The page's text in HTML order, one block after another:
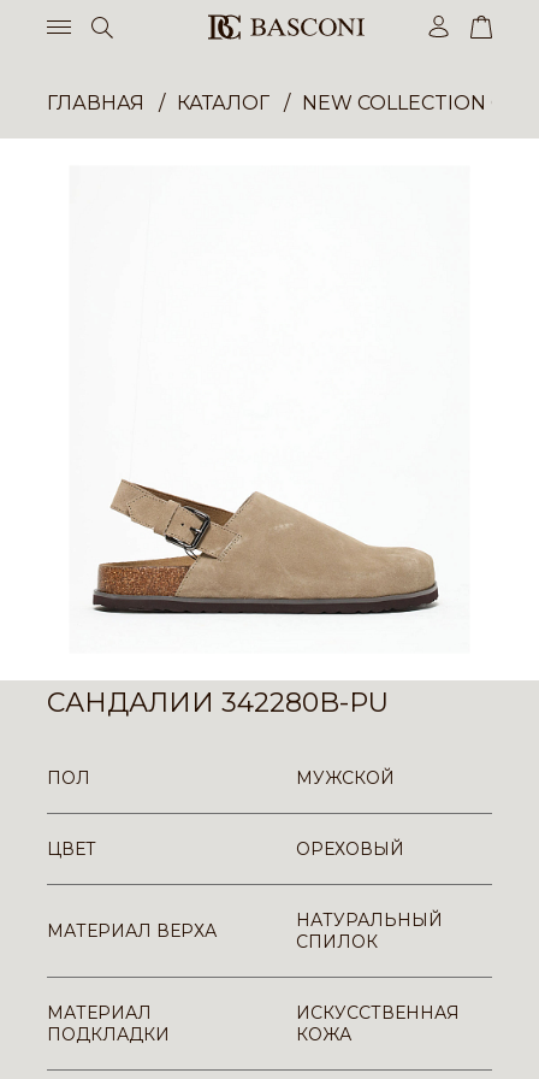
ГЛАВНАЯ КАТАЛОГ NEW COLLECTION
САНДАЛИИ 342280B-PU
ПОЛ МУЖСКОЙ
ЦВЕТ ОРЕХОВЫЙ
МАТЕРИАЛ ВЕРХА
НАТУРАЛЬНЫЙ
СПИЛОК
МАТЕРИАЛ
ПОДКЛАДКИ
ИСКУССТВЕННАЯ
КОЖА